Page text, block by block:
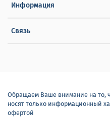
Информация
Связь
Обращаем Ваше внимание на то,
носят только информационный
офертой